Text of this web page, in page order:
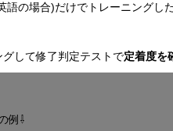
の場合)だけでトレーニングし
して修了判定テストで定着度を
例⇩